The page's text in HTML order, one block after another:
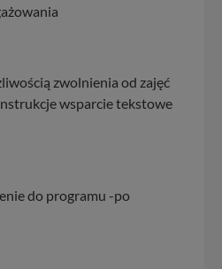
zwolnienia od zajęć
wsparcie tekstowe
do programu -po